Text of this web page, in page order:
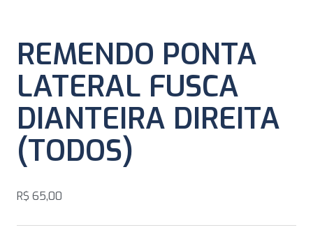
REMENDO PONTA
LATERAL FUSCA
DIANTEIRA DIREITA
(TODOS)
R$ 65,00